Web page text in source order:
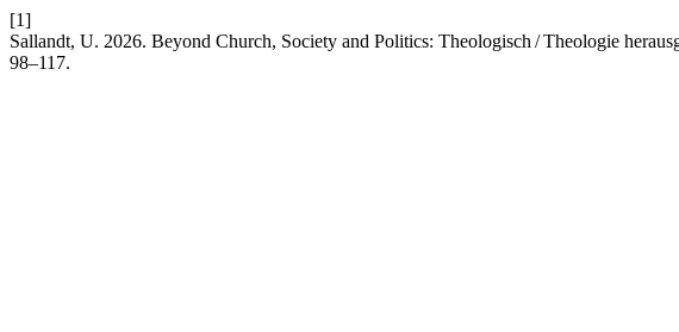
[1]
Sallandt, U. 2026. Beyond Church, Society and Politics: Theologisch / Theologie
98–117.